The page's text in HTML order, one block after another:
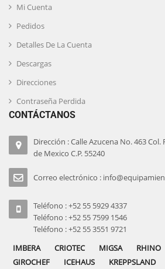
Mi Cuenta
Pedidos
Detalles De La Cuenta
Descargas
Direcciones
Contraseña Perdida
CONTÁCTANOS
Dirección : Calle Azucena No. 463
de Mexico C.P. 55240
Correo electrónico :
Teléfono : +52 55 5929 4337
Teléfono : +52 55 7599 1546
Teléfono : +52 55 3551 9721
IMBERA
CRIOTEC MIGSA RHINO
GIROCHEF
ICEHAUS KREPPSLAND